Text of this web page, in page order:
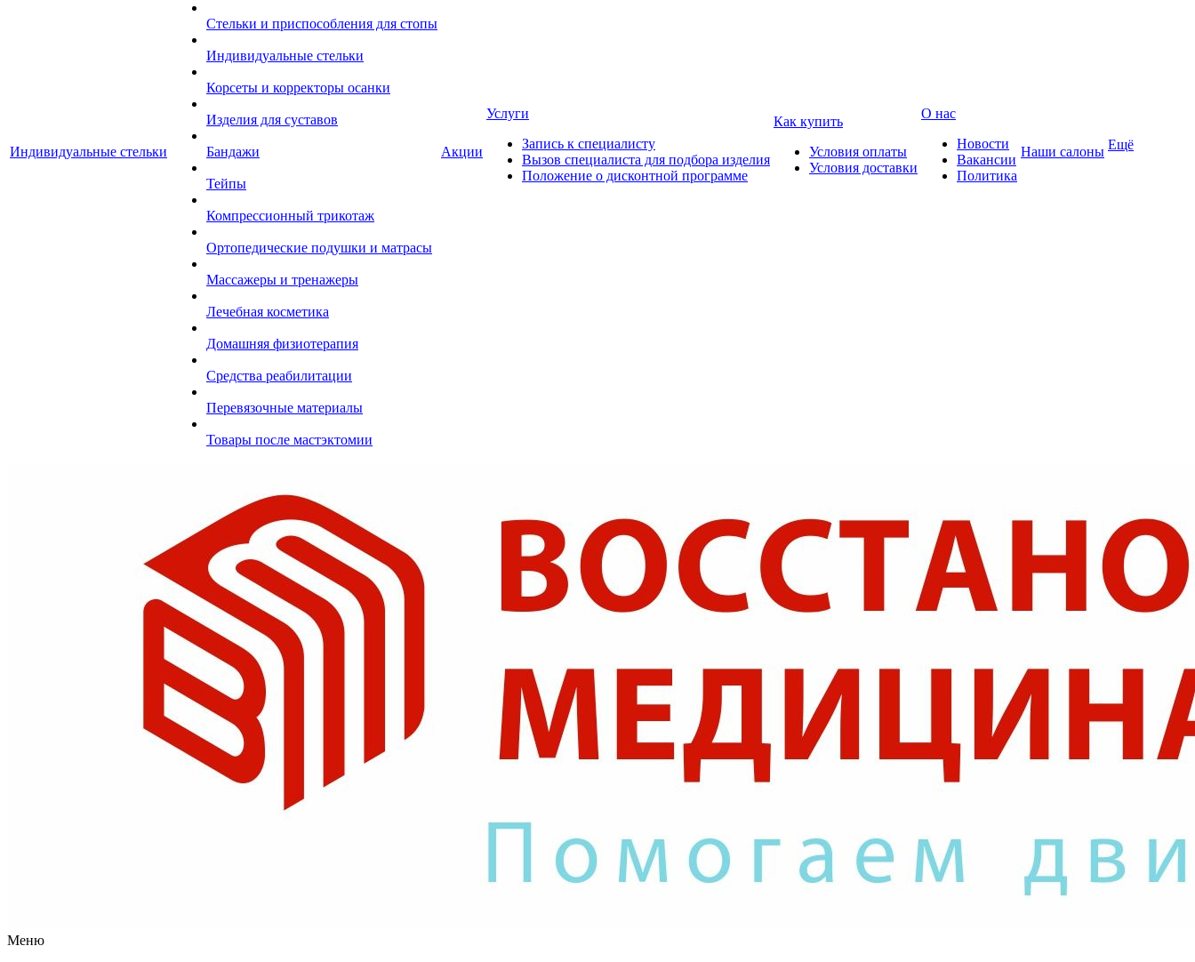
Индивидуальные стельки
Стельки и приспособления для стопы
Индивидуальные стельки
Корсеты и корректоры осанки
Изделия для суставов
Бандажи
Тейпы
Компрессионный трикотаж
Ортопедические подушки и матрасы
Массажеры и тренажеры
Лечебная косметика
Домашняя физиотерапия
Средства реабилитации
Перевязочные материалы
Товары после мастэктомии
Акции
Услуги
Запись к специалисту
Вызов специалиста для подбора изделия
Положение о дисконтной программе
Как купить
Условия оплаты
Условия доставки
О нас
Новости
Вакансии
Политика
Наши салоны Ещё
Меню